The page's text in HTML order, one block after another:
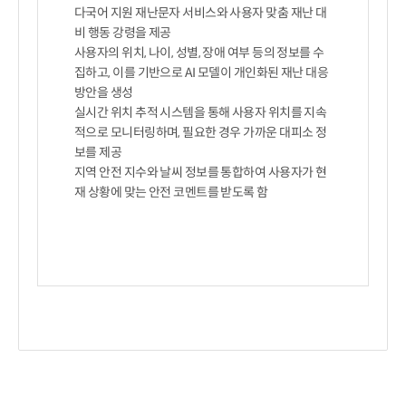
다국어 지원 재난문자 서비스와 사용자 맞춤 재난 대
비 행동 강령을 제공
사용자의 위치, 나이, 성별, 장애 여부 등의 정보를 수
집하고, 이를 기반으로 AI 모델이 개인화된 재난 대응
방안을 생성
실시간 위치 추적 시스템을 통해 사용자 위치를 지속
적으로 모니터링하며, 필요한 경우 가까운 대피소 정
보를 제공
지역 안전 지수와 날씨 정보를 통합하여 사용자가 현
재 상황에 맞는 안전 코멘트를 받도록 함